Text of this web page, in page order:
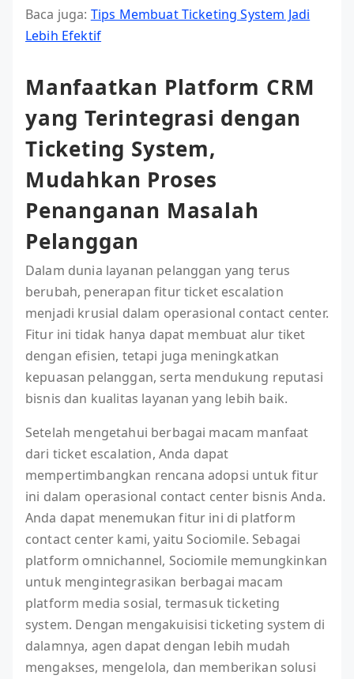
Baca juga: Tips Membuat Ticketing System Jadi
Lebih Efektif
Manfaatkan Platform CRM
yang Terintegrasi dengan
Ticketing System,
Mudahkan Proses
Penanganan Masalah
Pelanggan
Dalam dunia layanan pelanggan yang terus
berubah, penerapan fitur ticket escalation
menjadi krusial dalam operasional contact center.
Fitur ini tidak hanya dapat membuat alur tiket
dengan efisien, tetapi juga meningkatkan
kepuasan pelanggan, serta mendukung reputasi
bisnis dan kualitas layanan yang lebih baik.
Setelah mengetahui berbagai macam manfaat
dari ticket escalation, Anda dapat
mempertimbangkan rencana adopsi untuk fitur
ini dalam operasional contact center bisnis Anda.
Anda dapat menemukan fitur ini di platform
contact center kami, yaitu Sociomile. Sebagai
platform omnichannel, Sociomile memungkinkan
untuk mengintegrasikan berbagai macam
platform media sosial, termasuk ticketing
system. Dengan mengakuisisi ticketing system di
dalamnya, agen dapat dengan lebih mudah
mengakses, mengelola, dan memberikan solusi